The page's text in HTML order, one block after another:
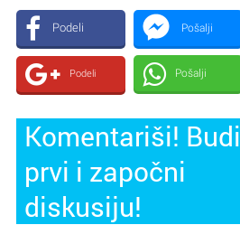
Podeli Pošalji
Podeli Pošalji
Komentariši! Budi
prvi i započni
diskusiju!